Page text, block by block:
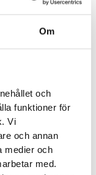
Om
och
funktioner för
Vi
och annan
medier och
med.
Palmitate,
Dimethicone,
Oil, Cera Alba
Aloe